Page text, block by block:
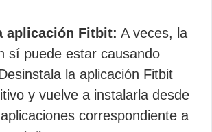
aplicación Fitbit: A veces, la
sí puede estar causando
la aplicación Fitbit
y vuelve a instalarla desde
correspondiente a